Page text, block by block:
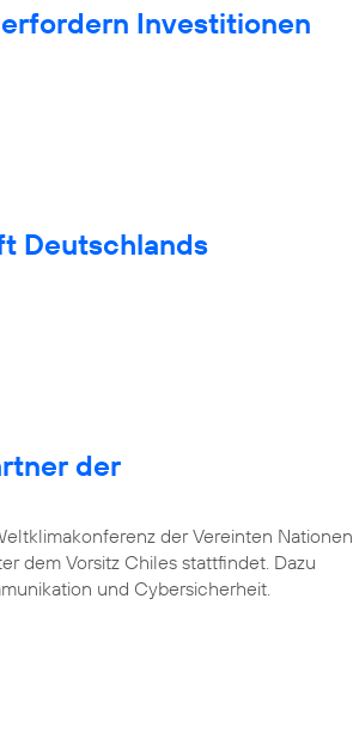
Investitionen
Deutschlands
der
der Vereinten Nationen
dem Vorsitz Chiles stattfindet. Dazu
und Cybersicherheit.